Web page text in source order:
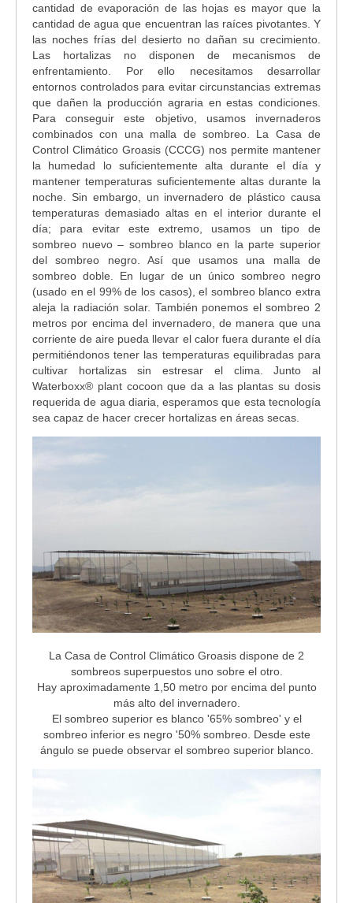
cantidad de evaporación de las hojas es mayor que la
cantidad de agua que encuentran las raíces pivotantes. Y
las noches frías del desierto no dañan su crecimiento.
Las hortalizas no disponen de mecanismos de
enfrentamiento. Por ello necesitamos desarrollar
entornos controlados para evitar circunstancias extremas
que dañen la producción agraria en estas condiciones.
Para conseguir este objetivo, usamos invernaderos
combinados con una malla de sombreo. La Casa de
Control Climático Groasis (CCCG) nos permite mantener
la humedad lo suficientemente alta durante el día y
mantener temperaturas suficientemente altas durante la
noche. Sin embargo, un invernadero de plástico causa
temperaturas demasiado altas en el interior durante el
día; para evitar este extremo, usamos un tipo de
sombreo nuevo – sombreo blanco en la parte superior
del sombreo negro. Así que usamos una malla de
sombreo doble. En lugar de un único sombreo negro
(usado en el 99% de los casos), el sombreo blanco extra
aleja la radiación solar. También ponemos el sombreo 2
metros por encima del invernadero, de manera que una
corriente de aire pueda llevar el calor fuera durante el día
permitiéndonos tener las temperaturas equilibradas para
cultivar hortalizas sin estresar el clima. Junto al
Waterboxx® plant cocoon que da a las plantas su dosis
requerida de agua diaria, esperamos que esta tecnología
sea capaz de hacer crecer hortalizas en áreas secas.
La Casa de Control Climático Groasis dispone de 2
sombreos superpuestos uno sobre el otro.
Hay aproximadamente 1,50 metro por encima del punto
más alto del invernadero.
El sombreo superior es blanco '65% sombreo' y el
sombreo inferior es negro '50% sombreo. Desde este
ángulo se puede observar el sombreo superior blanco.